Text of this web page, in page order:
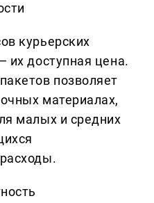
курьерских
их доступная цена.
позволяет
материалах,
малых и средних